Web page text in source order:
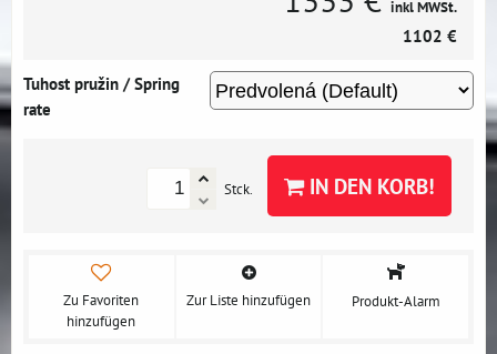
inkl MWSt.
1102 €
Tuhost pružin / Spring
rate
Stck. IN DEN KORB!
Zu Favoriten
hinzufügen
Zur Liste hinzufügen Produkt-Alarm